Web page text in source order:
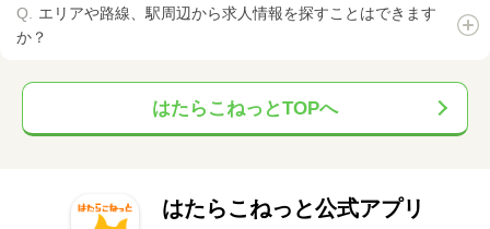
エリアや路線、駅周辺から求人情報を探すことはできます
か？
はたらこねっとTOPへ
はたらこねっと公式アプリ